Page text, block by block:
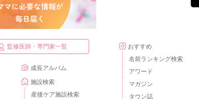
監修医師・専門家一覧
成長アルバム
施設検索
産後ケア施設検索
おすすめ
名前ランキング検索
アワード
マガジン
タウン誌